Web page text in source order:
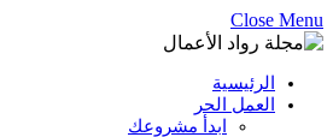
Close Menu
الرئيسية
العمل الحر
ابدأ مشروعك